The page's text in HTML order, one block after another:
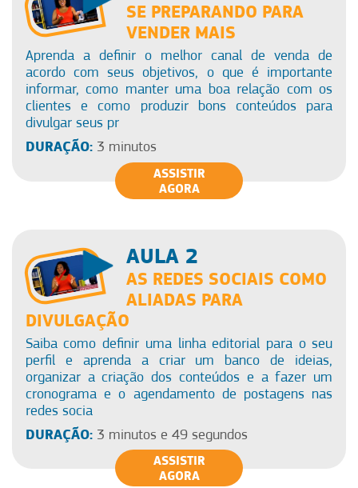
SE PREPARANDO PARA
VENDER MAIS
Aprenda a definir o melhor canal de venda de
acordo com seus objetivos, o que é importante
informar, como manter uma boa relação com os
clientes e como produzir bons conteúdos para
divulgar seus pr
DURAÇÃO:3 minutos
ASSISTIR
AGORA
AULA 2
AS REDES SOCIAIS COMO
ALIADAS PARA
DIVULGAÇÃO
Saiba como definir uma linha editorial para o seu
perfil e aprenda a criar um banco de ideias,
organizar a criação dos conteúdos e a fazer um
cronograma e o agendamento de postagens nas
redes socia
DURAÇÃO:3 minutos e 49 segundos
ASSISTIR
AGORA